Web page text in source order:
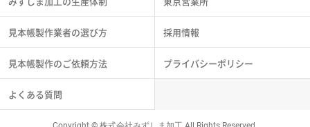
見本帳製作業者の選び方
見本帳製作のご依頼方法
よくある質問
採用情報
プライバシーポリシー